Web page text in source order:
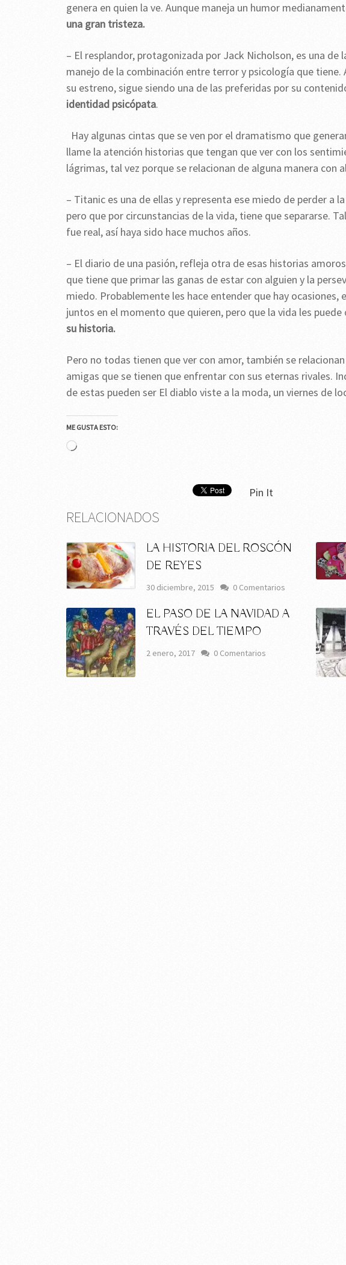
genera en quien la ve. Aunque maneja un humor
una gran tristeza.
– El resplandor, protagonizada por Jack Nicholson, es una
manejo de la combinación entre terror y psicología que tiene.
su estreno, sigue siendo una de las preferidas por su
identidad psicópata.
Hay algunas cintas que se ven por el dramatismo que
llame la atención historias que tengan que ver con los
lágrimas, tal vez porque se relacionan de alguna manera con
– Titanic es una de ellas y representa ese miedo de perder a
pero que por circunstancias de la vida, tiene que separarse.
fue real, así haya sido hace muchos años.
– El diario de una pasión, refleja otra de esas historias
que tiene que primar las ganas de estar con alguien y la
miedo. Probablemente les hace entender que hay ocasiones,
juntos en el momento que quieren, pero que la vida les puede
su historia.
Pero no todas tienen que ver con amor, también se
amigas que se tienen que enfrentar con sus eternas rivales.
de estas pueden ser El diablo viste a la moda, un viernes de
ME GUSTA ESTO:
Cargando...
Pin It
RELACIONADOS
LA HISTORIA DEL ROSCÓN
DE REYES
30 diciembre, 2015 0 Comentarios
EL PASO DE LA NAVIDAD A
TRAVÉS DEL TIEMPO
2 enero, 2017 0 Comentarios